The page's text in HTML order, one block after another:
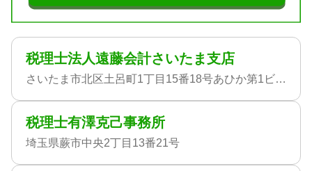
税理士法人遠藤会計さいたま支店
さいたま市北区土呂町1丁目15番18号あひか第1ビル4階
税理士有澤克己事務所
埼玉県蕨市中央2丁目13番21号